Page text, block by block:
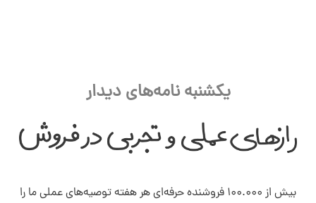
یکشنبه نامه‌های دیدار
بیش از ۱۰۰.۰۰۰ فروشنده حرفه‌ای هر هفته توصیه‌های عملی ما را